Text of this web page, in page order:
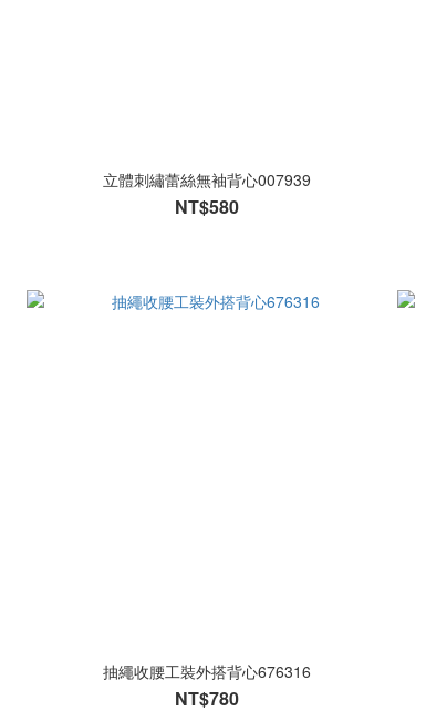
立體刺繡蕾絲無袖背心007939
NT$580
抽繩收腰工裝外搭背心676316
NT$780